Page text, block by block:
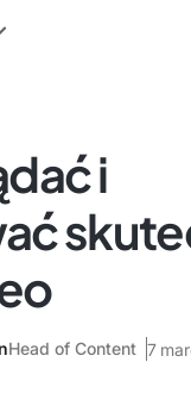
i
Head of Content 7